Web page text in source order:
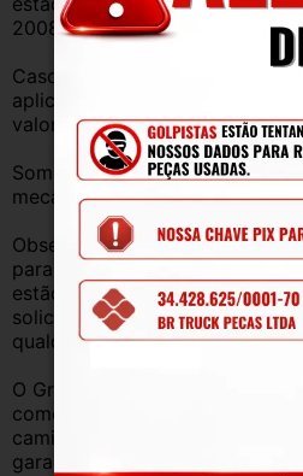
2008.
Caso você tenha dúvidas sobre
aplicado, nos consulte através
valor que será acrescentado.
Somos uma empresa com
mecânica, lataria, acessórios,
Observação: Considerando
para retirada de peças
estão anunciadas, desta
solicitar qualquer peça, de
qualquer um de nossos
O Grupo BR TRUCK PEÇAS
comercializando peças para
caminhonetes, automóveis e
garantia de procedência.